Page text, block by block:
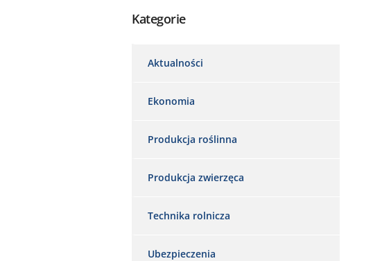
Kategorie
Aktualności
Ekonomia
Produkcja roślinna
Produkcja zwierzęca
Technika rolnicza
Ubezpieczenia